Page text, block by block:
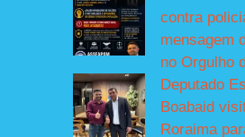
contra
mensagem
no Orgulho
Deputado
Boabaid
Roraima